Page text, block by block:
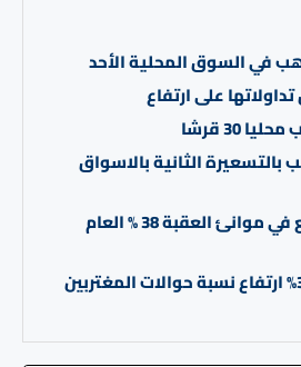
في السوق المحلية الأحد
على ارتفاع
30 قرشا
الثانية بالاسواق
نمو مناولة البضائع في موانئ العقبة 38 % العام
البنك المركزي: 3.5% ارتفاع نسبة حوالات المغتربين